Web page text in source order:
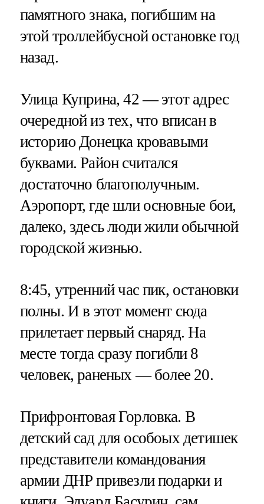
памятного знака, погибшим на
этой троллейбусной остановке год
назад.
Улица Куприна, 42 — этот адрес
очередной из тех, что вписан в
историю Донецка кровавыми
буквами. Район считался
достаточно благополучным.
Аэропорт, где шли основные бои,
далеко, здесь люди жили обычной
городской жизнью.
8:45, утренний час пик, остановки
полны. И в этот момент сюда
прилетает первый снаряд. На
месте тогда сразу погибли 8
человек, раненых — более 20.
Прифронтовая Горловка. В
детский сад для особоых детишек
представители командования
армии ДНР привезли подарки и